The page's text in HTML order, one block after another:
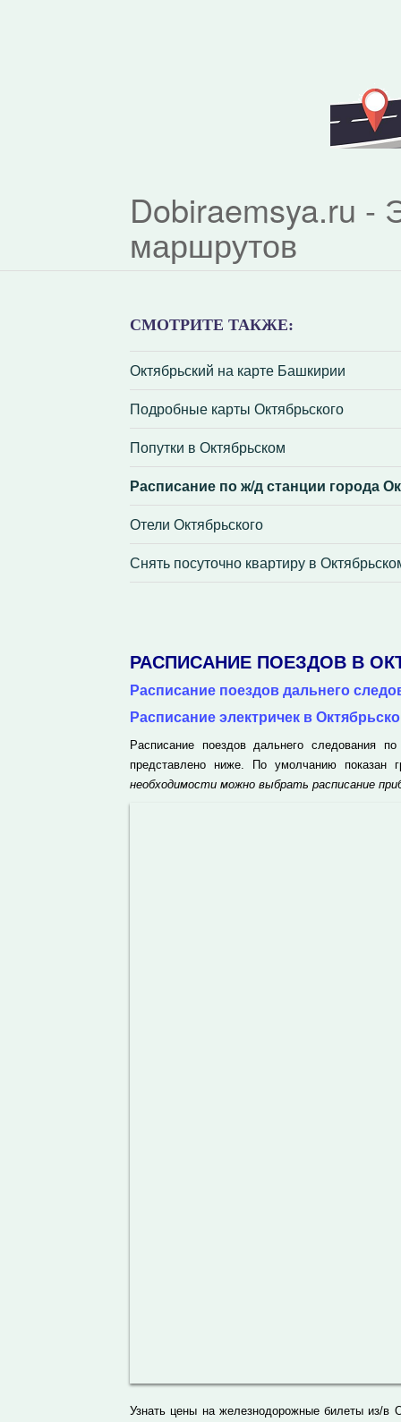
Dobiraemsya.ru -
маршрутов
СМОТРИТЕ ТАКЖЕ:
Октябрьский на карте Башкирии
Подробные карты Октябрьского
Попутки в Октябрьском
Расписание по ж/д станции города
Отели Октябрьского
Снять посуточно квартиру в
РАСПИСАНИЕ ПОЕЗДОВ В
Расписание поездов дальнего
Расписание электричек в
Расписание поездов дальнего следования
представлено ниже. По умолчанию показан
необходимости можно выбрать расписание
Узнать цены на железнодорожные билеты из/в